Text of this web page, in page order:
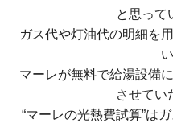
と思って
ガス代や灯油代の明細を
マーレが無料で給湯設備
させてい
“マーレの光熱費試算”は